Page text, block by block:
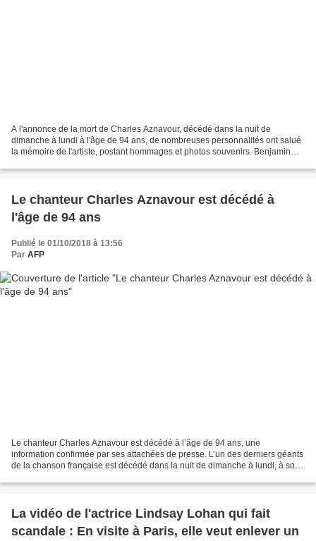
A l'annonce de la mort de Charles Aznavour, décédé dans la nuit de
dimanche à lundi à l'âge de 94 ans, de nombreuses personnalités ont salué
la mémoire de l'artiste, postant hommages et photos souvenirs. Benjamin
Le chanteur Charles Aznavour est décédé à
l'âge de 94 ans
Publié le 01/10/2018 à 13:56
Par AFP
Le chanteur Charles Aznavour est décédé à l’âge de 94 ans, une
information confirmée par ses attachées de presse. L’un des derniers géants
de la chanson française est décédé dans la nuit de dimanche à lundi, à son
La vidéo de l'actrice Lindsay Lohan qui fait
scandale : En visite à Paris, elle veut enlever un